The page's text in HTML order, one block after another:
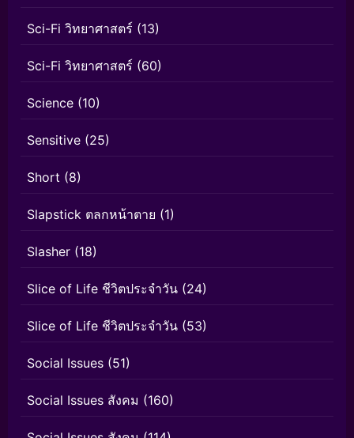
Sci-Fi วิทยาศาสตร์ (13)
Sci-Fi วิทยาศาสตร์ (60)
Science (10)
Sensitive (25)
Short (8)
Slapstick ตลกหน้าตาย (1)
Slasher (18)
Slice of Life ชีวิตประจำวัน (24)
Slice of Life ชีวิตประจำวัน (53)
Social Issues (51)
Social Issues สังคม (160)